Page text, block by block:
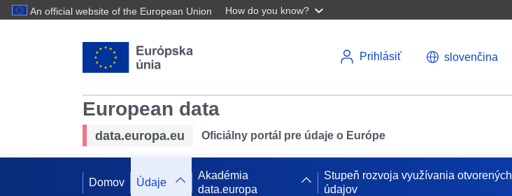
An official website of the European Union How do you know?
Prihlásiť slovenčina
European data
data.europa.eu Oficiálny portál pre údaje o Európe
Domov Údaje
Akadémia
data.europa
Stupeň rozvoja využívania otvorených
údajov